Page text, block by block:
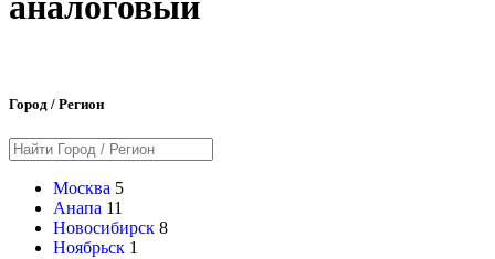
Город / Регион
Москва 5
Анапа 11
Новосибирск 8
Ноябрьск 1